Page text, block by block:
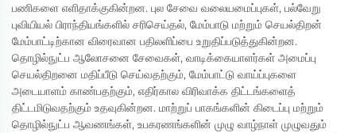
பணிகளை எளிதாக்குகின்றன. புல சேவை வலையமைப்புகள், பல்வேறு
புவியியல் பிராந்தியங்களில் சரிசெய்தல், மேம்பாடு மற்றும் செயல்திறன்
மேம்பாட்டிற்கான விரைவான பதிலளிப்பை உறுதிப்படுத்துகின்றன.
தொழில்நுட்ப ஆலோசனை சேவைகள், வாடிக்கையாளர்கள் அமைப்பு
செயல்திறனை மதிப்பீடு செய்வதற்கும், மேம்பாட்டு வாய்ப்புகளை
அடையாளம் காண்பதற்கும், எதிர்கால விரிவாக்க திட்டங்களைத்
திட்டமிடுவதற்கும் உதவுகின்றன. மாற்றுப் பாகங்களின் கிடைப்பு மற்றும்
தொழில்நுட்ப ஆவணங்கள், உபகரணங்களின் முழு வாழ்நாள் முழுவதும்